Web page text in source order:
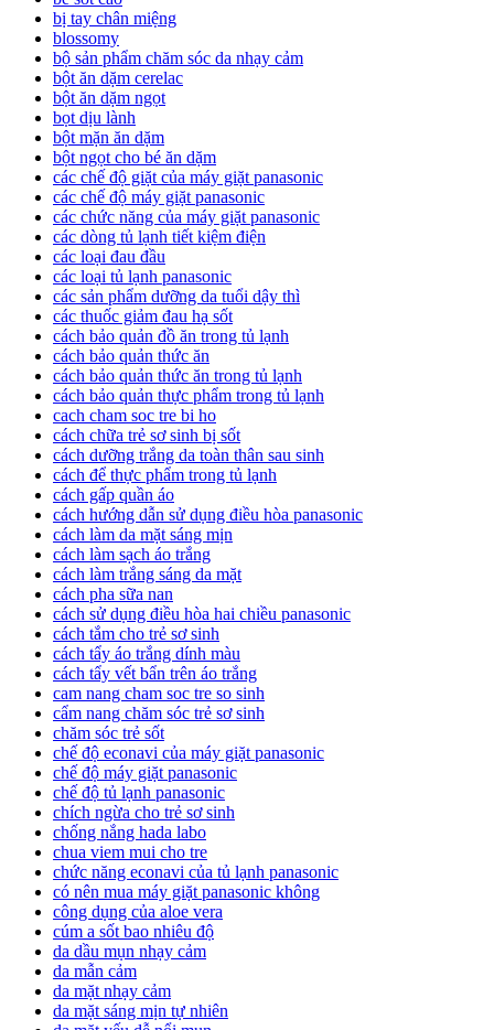
bị tay chân miệng
blossomy
bộ sản phẩm chăm sóc da nhạy cảm
bột ăn dặm cerelac
bột ăn dặm ngọt
bọt dịu lành
bột mặn ăn dặm
bột ngọt cho bé ăn dặm
các chế độ giặt của máy giặt panasonic
các chế độ máy giặt panasonic
các chức năng của máy giặt panasonic
các dòng tủ lạnh tiết kiệm điện
các loại đau đầu
các loại tủ lạnh panasonic
các sản phẩm dưỡng da tuổi dậy thì
các thuốc giảm đau hạ sốt
cách bảo quản đồ ăn trong tủ lạnh
cách bảo quản thức ăn
cách bảo quản thức ăn trong tủ lạnh
cách bảo quản thực phẩm trong tủ lạnh
cach cham soc tre bi ho
cách chữa trẻ sơ sinh bị sốt
cách dưỡng trắng da toàn thân sau sinh
cách để thực phẩm trong tủ lạnh
cách gấp quần áo
cách hướng dẫn sử dụng điều hòa panasonic
cách làm da mặt sáng mịn
cách làm sạch áo trắng
cách làm trắng sáng da mặt
cách pha sữa nan
cách sử dụng điều hòa hai chiều panasonic
cách tắm cho trẻ sơ sinh
cách tẩy áo trắng dính màu
cách tẩy vết bẩn trên áo trắng
cam nang cham soc tre so sinh
cẩm nang chăm sóc trẻ sơ sinh
chăm sóc trẻ sốt
chế độ econavi của máy giặt panasonic
chế độ máy giặt panasonic
chế độ tủ lạnh panasonic
chích ngừa cho trẻ sơ sinh
chống nắng hada labo
chua viem mui cho tre
chức năng econavi của tủ lạnh panasonic
có nên mua máy giặt panasonic không
công dụng của aloe vera
cúm a sốt bao nhiêu độ
da dầu mụn nhạy cảm
da mẫn cảm
da mặt nhạy cảm
da mặt sáng mịn tự nhiên